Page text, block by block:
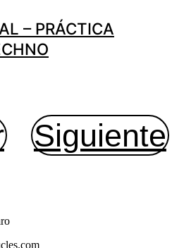
– PRÁCTICA
Siguiente